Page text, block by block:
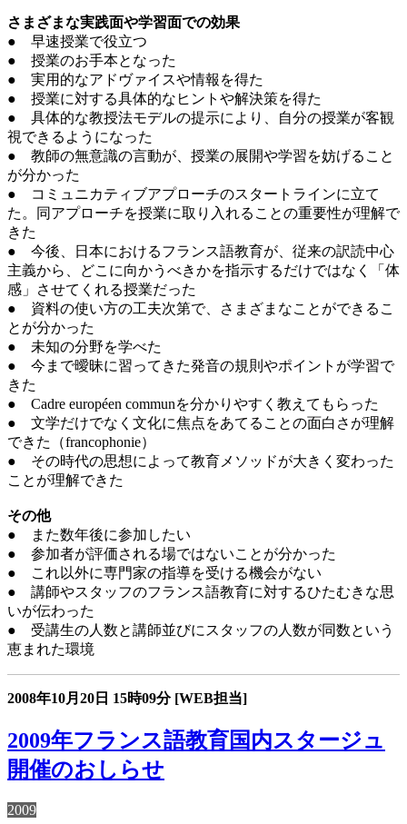
さまざまな実践面や学習面での効果
● 早速授業で役立つ
● 授業のお手本となった
● 実用的なアドヴァイスや情報を得た
● 授業に対する具体的なヒントや解決策を得た
● 具体的な教授法モデルの提示により、自分の授業が客観
視できるようになった
● 教師の無意識の言動が、授業の展開や学習を妨げること
が分かった
● コミュニカティブアプローチのスタートラインに立て
た。同アプローチを授業に取り入れることの重要性が理解で
きた
● 今後、日本におけるフランス語教育が、従来の訳読中心
主義から、どこに向かうべきかを指示するだけではなく「体
感」させてくれる授業だった
● 資料の使い方の工夫次第で、さまざまなことができるこ
とが分かった
● 未知の分野を学べた
● 今まで曖昧に習ってきた発音の規則やポイントが学習で
きた
● Cadre européen communを分かりやすく教えてもらった
● 文学だけでなく文化に焦点をあてることの面白さが理解
できた（francophonie）
● その時代の思想によって教育メソッドが大きく変わった
ことが理解できた
その他
● また数年後に参加したい
● 参加者が評価される場ではないことが分かった
● これ以外に専門家の指導を受ける機会がない
● 講師やスタッフのフランス語教育に対するひたむきな思
いが伝わった
● 受講生の人数と講師並びにスタッフの人数が同数という
恵まれた環境
2008年10月20日 15時09分 [WEB担当]
2009年フランス語教育国内スタージュ
開催のおしらせ
2009